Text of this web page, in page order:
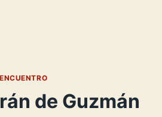
de Guzmán